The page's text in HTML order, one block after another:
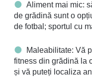
Aliment mai mic:
de grădină sunt o
de fotbal; sportul cu
Maleabilitate: Vă
fitness din grădină la
și vă puteți localiza